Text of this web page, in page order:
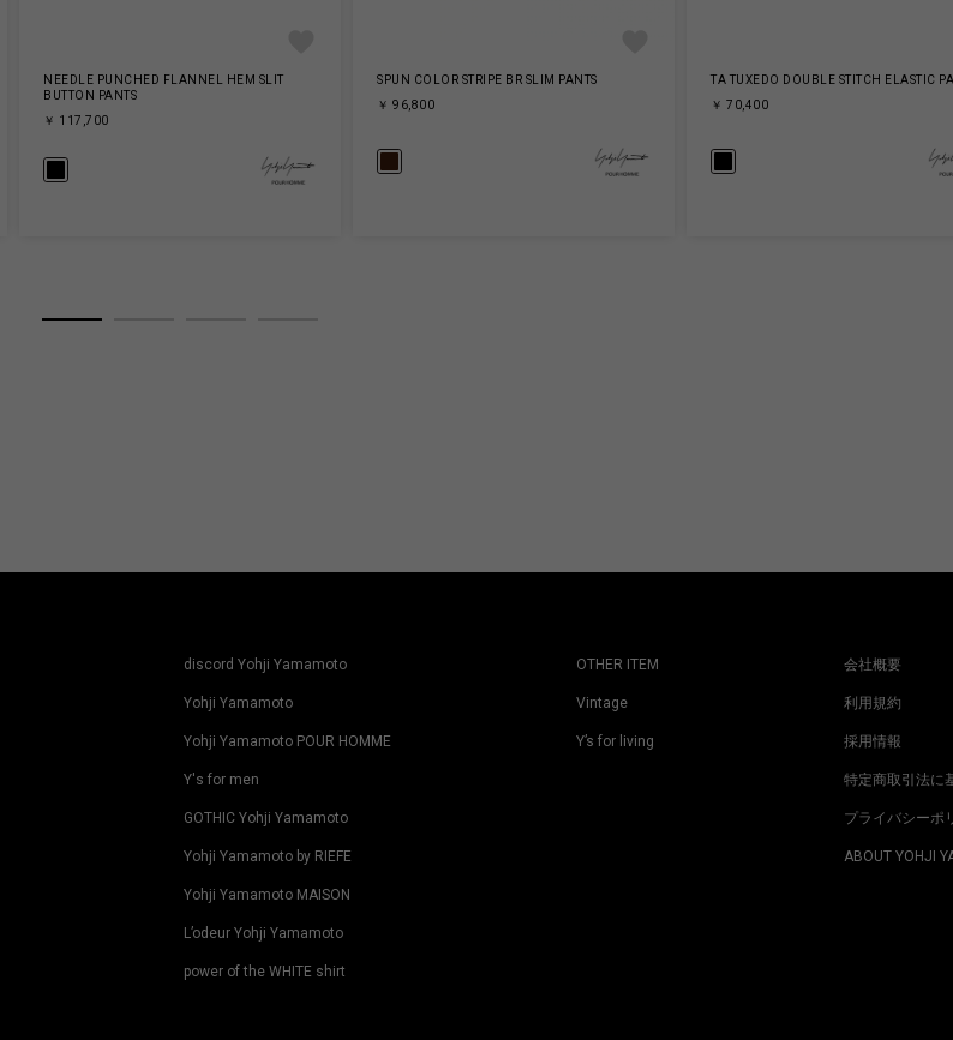
NEEDLE PUNCHED FLANNEL HEM SLIT
BUTTON PANTS
￥ 117,700
SPUN COLOR STRIPE BR SLIM PANTS
￥ 96,800
TA TUXEDO DOUBLE STITCH ELASTIC
￥ 70,400
discord Yohji Yamamoto
Yohji Yamamoto
Yohji Yamamoto POUR HOMME
Y's for men
GOTHIC Yohji Yamamoto
Yohji Yamamoto by RIEFE
Yohji Yamamoto MAISON
L’odeur Yohji Yamamoto
power of the WHITE shirt
OTHER ITEM
Vintage
Y’s for living
会社概要
利用規約
採用情報
特定商取引法に
プライバシーポ
ABOUT YOHJI